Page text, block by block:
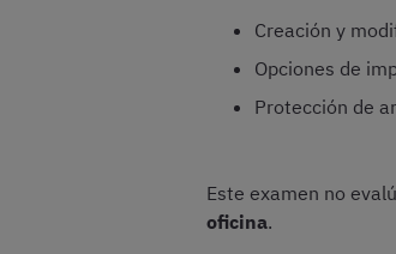
Creación y
Opciones de
Protección de
Este examen no
oficina.